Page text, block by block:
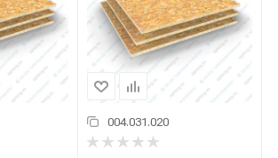
004.031.020